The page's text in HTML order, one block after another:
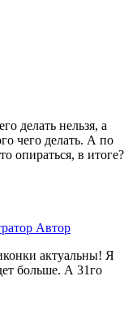
делать нельзя, а
чего делать. А по
опираться, в итоге?
Автор
актуальны! Я
больше. А 31го